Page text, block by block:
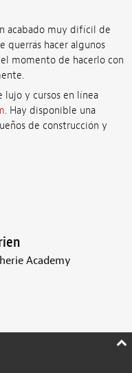
acabado muy difícil de
querrás hacer algunos
momento de hacerlo con
lujo y cursos en línea
. Hay disponible una
de construcción y
Academy